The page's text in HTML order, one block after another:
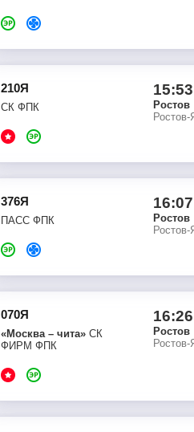
210Я
СК ФПК
15:53
Ростов
376Я
ПАСС ФПК
16:07
Ростов
070Я
«Москва – чита» СК
ФИРМ ФПК
16:26
Ростов